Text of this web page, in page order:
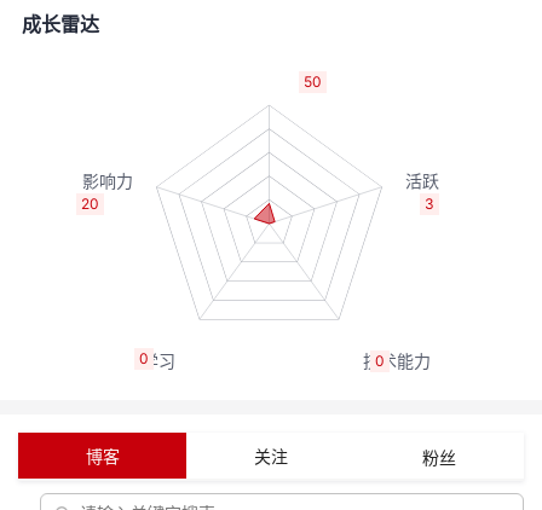
者
动
关
我
的
我
成长雷达
50
3
0
0
20
博客 关注 粉丝